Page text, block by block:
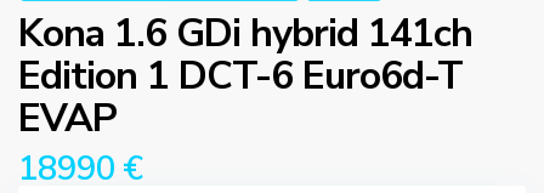
Kona 1.6 GDi hybrid 141ch
Edition 1 DCT-6 Euro6d-T
EVAP
18990 €